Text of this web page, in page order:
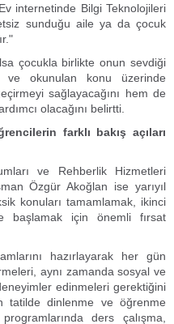
internetinde Bilgi Teknolojileri
sunduğu aile ya da çocuk
çocukla birlikte onun sevdiği
ve okunulan konu üzerinde
sağlayacağını hem de
olacağını belirtti.
farklı bakış açıları
ve Rehberlik Hizmetleri
Özgür Akoğlan ise yarıyıl
konuları tamamlamak, ikinci
başlamak için önemli fırsat
hazırlayarak her gün
aynı zamanda sosyal ve
edinmeleri gerektiğini
tatilde dinlenme ve öğrenme
ders çalışma,